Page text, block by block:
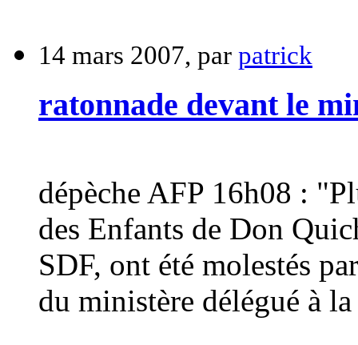
14 mars 2007, par patrick
ratonnade devant le
dépèche AFP 16h08 :
des Enfants de Don
SDF, ont été molestés
du ministère délégué à